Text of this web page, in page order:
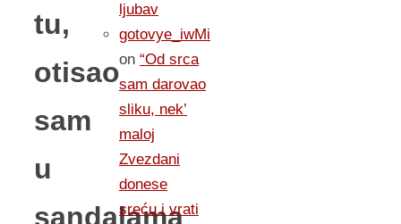
tu,
otisao
sam
u
sandalama
ljubav
gotovye_iwMi
on “Od srca
sam darovao
sliku, nek’
maloj
Zvezdani
donese
sreću i vrati